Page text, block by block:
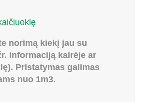
norimą kiekį jau su
informaciją kairėje ar
Pristatymas galimas
nuo 1m3.